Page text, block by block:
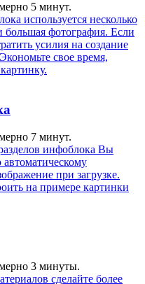
5 минут.
используется несколько
большая фотография. Если
усилия на создание
свое время,
7 минут.
инфоблока Вы
при загрузке.
на примере картинки
3 минуты.
сделайте более